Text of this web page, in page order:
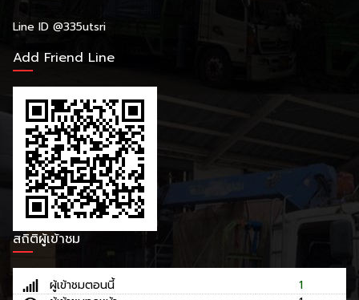
Line ID @335utsri
Add Friend Line
สถิติผู้เข้าชม
ผู้เข้าชมตอนนี้
1